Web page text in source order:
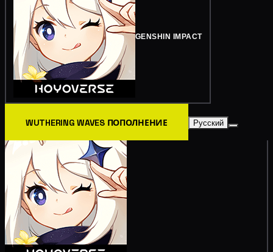
GENSHIN IMPACT
WUTHERING WAVES ПОПОЛНЕНИЕ Русский